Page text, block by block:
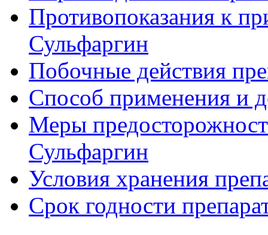
Противопоказания к
Сульфаргин
Побочные действия
Способ применения и
Меры
Сульфаргин
Условия хранения
Срок годности